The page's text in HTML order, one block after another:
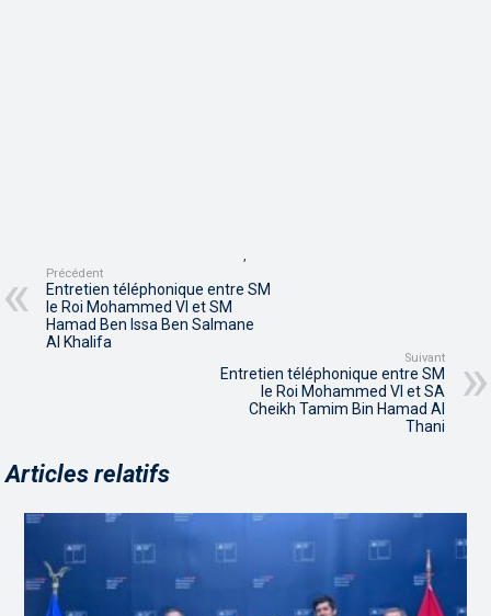
,
Précédent
Entretien téléphonique entre SM
le Roi Mohammed VI et SM
Hamad Ben Issa Ben Salmane
Al Khalifa
Suivant
Entretien téléphonique entre SM
le Roi Mohammed VI et SA
Cheikh Tamim Bin Hamad Al
Thani
Articles relatifs